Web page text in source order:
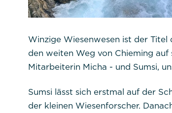
Winzige Wiesenwesen ist der Titel
den weiten Weg von Chieming
Mitarbeiterin Micha - und Sumsi,
Sumsi lässt sich erstmal auf der
der kleinen Wiesenforscher.